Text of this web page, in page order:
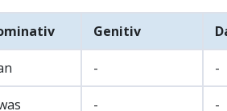
Genitiv
- -
- -